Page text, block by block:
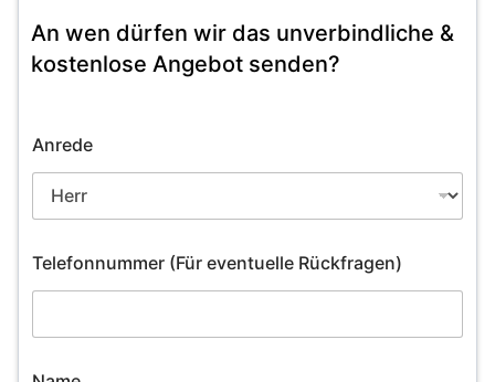
An wen dürfen wir das unverbindliche &
kostenlose Angebot senden?
Anrede
Telefonnummer (Für eventuelle Rückfragen)